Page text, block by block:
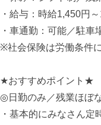
・給与：時給1,450円
・車通勤：可能／駐車
※社会保険は労働条件
★おすすめポイント★
◎日勤のみ／残業ほぼ
・基本的にみなさん定